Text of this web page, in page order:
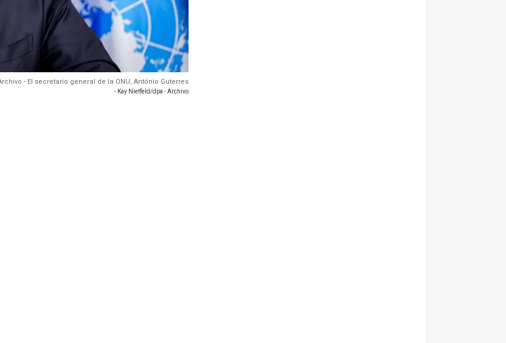
- El secretario general de la ONU, António Guterres
- Kay Nietfeld/dpa - Archivo